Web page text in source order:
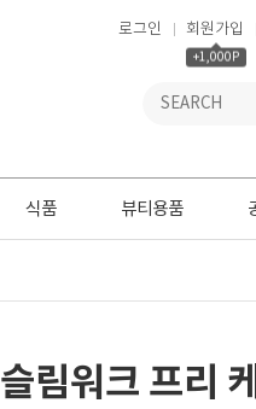
로그인 회원가입
+1,000P
식품 뷰티용품
슬림워크 프리